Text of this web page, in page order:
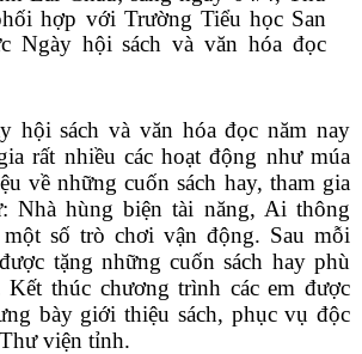
hợp với Trường Tiểu học San
Ngày hội sách và văn hóa đọc
hội sách và văn hóa đọc năm nay
rất nhiều các hoạt động như múa
về những cuốn sách hay, tham gia
Nhà hùng biện tài năng, Ai thông
số trò chơi vận động. Sau mỗi
tặng những cuốn sách hay phù
thúc chương trình các em được
bày giới thiệu sách, phục vụ độc
viện tỉnh.